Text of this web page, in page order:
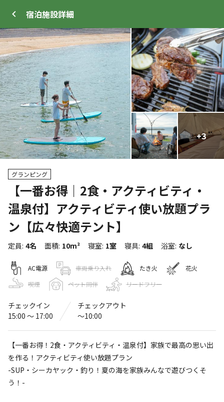
宿泊施設詳細
+3
グランピング
【一番お得｜2食・アクティビティ・
温泉付】アクティビティ使い放題プラ
ン【広々快適テント】
定員: 4名 面積: 10m² 寝室: 1室 寝具: 4組 浴室: なし
AC電源 車両乗り入れ たき火
花火
喫煙
ペット同伴 リードフリー
チェックイン
15:00 〜 17:00
チェックアウト
〜10:00
【一番お得！2食・アクティビティ・温泉付】家族で最高の思い出
を作る！アクティビティ使い放題プラン
-SUP・シーカヤック・釣り！夏の海を家族みんなで遊びつくそ
う！-
+7
サイト・宿泊施設
WEB予約可能 クーポン利用可
キャンプサイト
63人
長崎鼻ビーチリゾート
Googleマップで見る
灰捨て場
ゴミ捨て場
サウナ 売店
コインシャワー
※詳しくは「キャンプ場情報 」をご確認ください。